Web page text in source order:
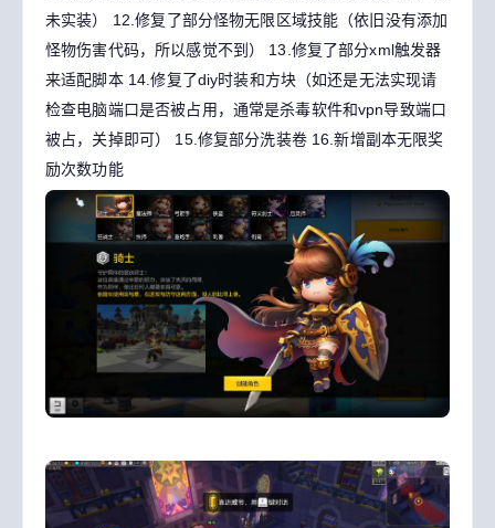
未实装）
12.修复了部分怪物无限区域技能（依旧没有添加
怪物伤害代码，所以感觉不到）
13.修复了部分xml触发器
来适配脚本 14.修复了diy时装和方块（如还是无法实现请
检查电脑端口是否被占用，通常是杀毒软件和vpn导致端口
被占，关掉即可）
15.修复部分洗装卷 16.新增副本无限奖
励次数功能